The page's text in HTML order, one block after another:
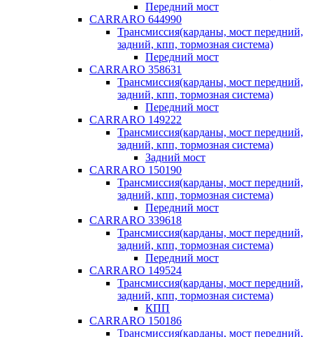
Передний мост
CARRARO 644990
Трансмиссия(карданы, мост передний,
задний, кпп, тормозная система)
Передний мост
CARRARO 358631
Трансмиссия(карданы, мост передний,
задний, кпп, тормозная система)
Передний мост
CARRARO 149222
Трансмиссия(карданы, мост передний,
задний, кпп, тормозная система)
Задний мост
CARRARO 150190
Трансмиссия(карданы, мост передний,
задний, кпп, тормозная система)
Передний мост
CARRARO 339618
Трансмиссия(карданы, мост передний,
задний, кпп, тормозная система)
Передний мост
CARRARO 149524
Трансмиссия(карданы, мост передний,
задний, кпп, тормозная система)
КПП
CARRARO 150186
Трансмиссия(карданы, мост передний,